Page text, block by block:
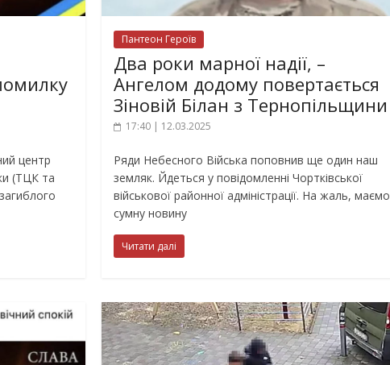
центр
(ТЦК та
Пантеон Героїв
Два роки марної надії, –
Ангелом додому повертається
Зіновій Білан з Тернопільщини
17:40 | 12.03.2025
Ряди Небесного Війська поповнив ще один наш
земляк. Йдеться у повідомленні Чортківської
військової районної адміністрації. На жаль, маємо
сумну новину
Читати далі